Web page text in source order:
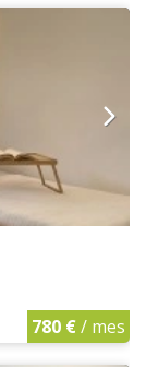
780 €/ mes